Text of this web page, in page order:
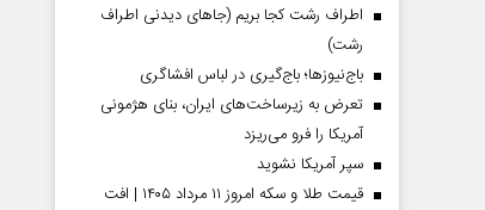
اطراف رشت کجا بریم (جاهای دیدنی اطراف
رشت)
باج‌نیوزها؛ باج‌گیری در لباس افشاگری
تعرض به زیرساخت‌های ایران، بنای هژمونی
آمریکا را فرو می‌ریزد
سپر آمریکا نشوید
قیمت طلا و سکه امروز ۱۱ مرداد ۱۴۰۵ | افت